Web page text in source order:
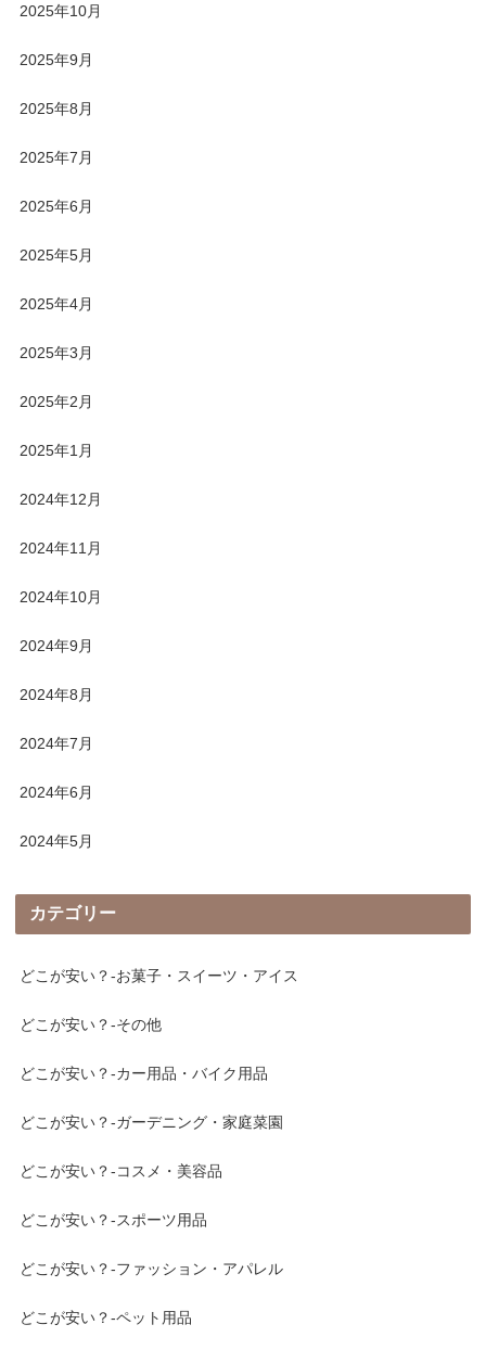
2025年10月
2025年9月
2025年8月
2025年7月
2025年6月
2025年5月
2025年4月
2025年3月
2025年2月
2025年1月
2024年12月
2024年11月
2024年10月
2024年9月
2024年8月
2024年7月
2024年6月
2024年5月
カテゴリー
どこが安い？-お菓子・スイーツ・アイス
どこが安い？-その他
どこが安い？-カー用品・バイク用品
どこが安い？-ガーデニング・家庭菜園
どこが安い？-コスメ・美容品
どこが安い？-スポーツ用品
どこが安い？-ファッション・アパレル
どこが安い？-ペット用品